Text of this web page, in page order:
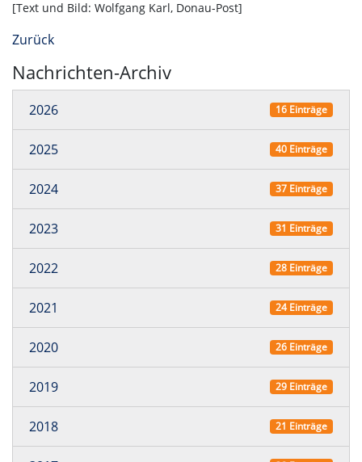
[Text und Bild: Wolfgang Karl, Donau-Post]
Zurück
Nachrichten-Archiv
2026 16 Einträge
2025 40 Einträge
2024 37 Einträge
2023 31 Einträge
2022 28 Einträge
2021 24 Einträge
2020 26 Einträge
2019 29 Einträge
2018 21 Einträge